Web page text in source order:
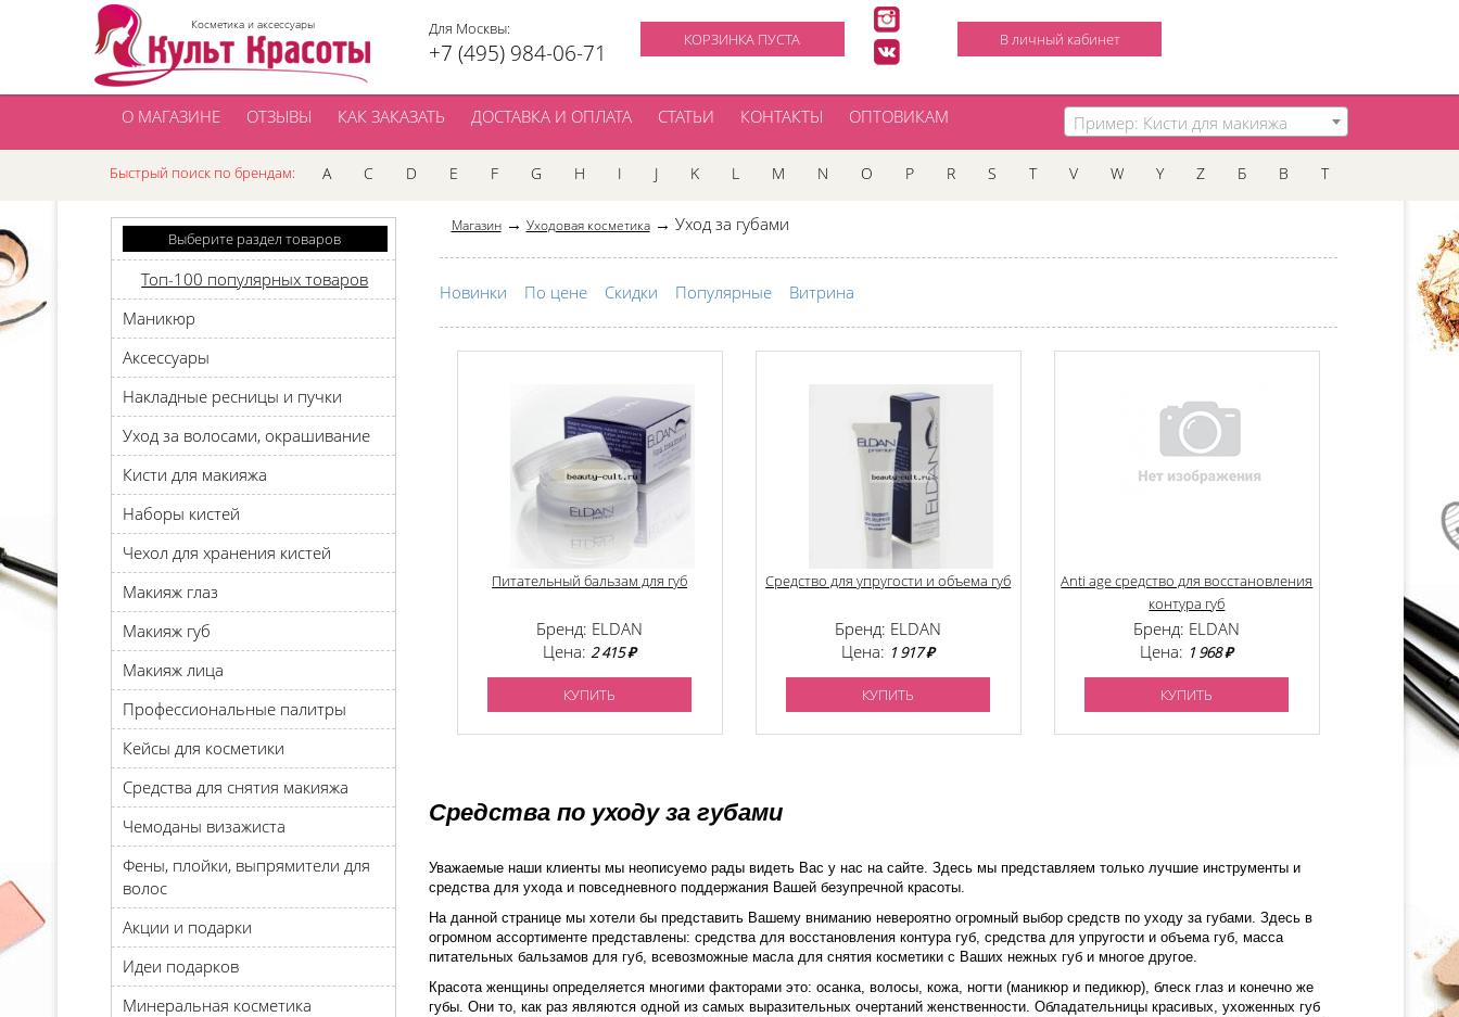
Косметика и аксессуары Для Москвы:
+7 (495) 984-06-71
КОРЗИНКА ПУСТА В личный кабинет
О МАГАЗИНЕ ОТЗЫВЫ КАК ЗАКАЗАТЬ ДОСТАВКА И ОПЛАТА СТАТЬИ КОНТАКТЫ ОПТОВИКАМ Пример: Кисти для макияжа
Быстрый поиск по брендам: A C D E F G H I J K L M N O P R S T V W Y Z Б В Т
Выберите раздел товаров
Топ-100 популярных товаров
Маникюр
Аксессуары
Накладные ресницы и пучки
Уход за волосами, окрашивание
Кисти для макияжа
Наборы кистей
Чехол для хранения кистей
Макияж глаз
Макияж губ
Макияж лица
Профессиональные палитры
Кейсы для косметики
Средства для снятия макияжа
Чемоданы визажиста
Фены, плойки, выпрямители для
волос
Акции и подарки
Идеи подарков
Минеральная косметика
Магазин→ Уходовая косметика→ Уход за губами
Новинки По цене Скидки Популярные Витрина
Питательный бальзам для губ
Бренд: ELDAN
Цена:2 415 ₽
КУПИТЬ
Средство для упругости и объема губ
Бренд: ELDAN
Цена: 1 917 ₽
КУПИТЬ
Anti age средство для восстановления
контура губ
Бренд: ELDAN
Цена: 1 968 ₽
КУПИТЬ
Средства по уходу за губами
Уважаемые наши клиенты мы неописуемо рады видеть Вас у нас на сайте. Здесь мы представляем только лучшие инструменты и
средства для ухода и повседневного поддержания Вашей безупречной красоты.
На данной странице мы хотели бы представить Вашему вниманию невероятно огромный выбор средств по уходу за губами. Здесь в
огромном ассортименте представлены: средства для восстановления контура губ, средства для упругости и объема губ, масса
питательных бальзамов для губ, всевозможные масла для снятия косметики с Ваших нежных губ и многое другое.
Красота женщины определяется многими факторами это: осанка, волосы, кожа, ногти (маникюр и педикюр), блеск глаз и конечно же
губы. Они то, как раз являются одной из самых выразительных очертаний женственности. Обладательницы красивых, ухоженных губ